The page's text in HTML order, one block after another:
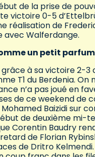
de la prise de
victoire 0-5
de
avec Walferdange.
un petit
à sa victoire 2-3
T1 du Berdenia. On
n’a pas joué en
de ce weekend de
Baizidi sur
de deuxième mi-
Corentin Baudry
de Florian
de Dritro Kelmendi.